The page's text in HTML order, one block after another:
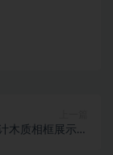
木质相框展示贴